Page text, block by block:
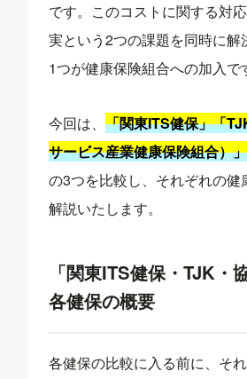
です。このコストに関する対
実という2つの課題を同時に解
1つが健康保険組合への加入で
今回は、「関東ITS健保」「
サービス産業健康保険組合）
の3つを比較し、それぞれの健
解説いたします。
「関東ITS健保・TJK・
各健保の概要
各健保の比較に入る前に、そ